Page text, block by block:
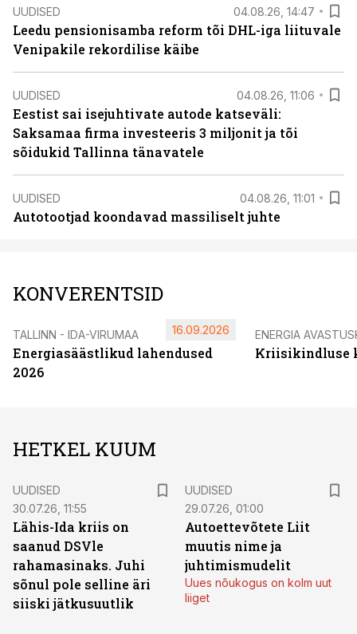
UUDISED 04.08.26, 14:47
Leedu pensionisamba reform tõi DHL-iga liituvale
Venipakile rekordilise käibe
UUDISED 04.08.26, 11:06
Eestist sai isejuhtivate autode katseväli:
Saksamaa firma investeeris 3 miljonit ja tõi
sõidukid Tallinna tänavatele
UUDISED 04.08.26, 11:01
Autotootjad koondavad massiliselt juhte
KONVERENTSID
TALLINN - IDA-VIRUMAA
Energiasäästlikud lahendused
2026
16.09.2026 ENERGIA
Kriisikindluse
HETKEL KUUM
UUDISED
30.07.26, 11:55
Lähis-Ida kriis on
saanud DSVle
rahamasinaks. Juhi
sõnul pole selline äri
siiski jätkusuutlik
UUDISED
29.07.26, 01:00
Autoettevõtete Liit
muutis nime ja
juhtimismudelit
Uues nõukogus on kolm uut
liiget